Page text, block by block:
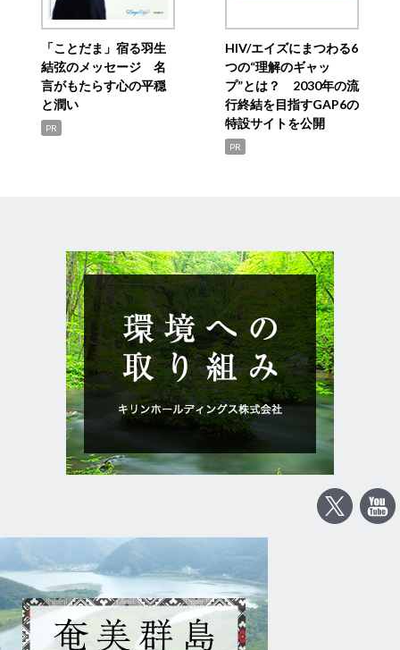
「ことだま」宿る羽生
結弦のメッセージ 名
言がもたらす心の平穏
と潤い
PR
HIV/エイズにまつわる6
つの“理解のギャッ
プ”とは？ 2030年の流
行終結を目指すGAP6の
特設サイトを公開
PR